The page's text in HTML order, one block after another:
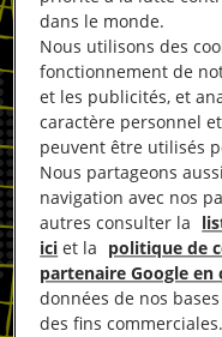
dans le monde.
Nous utilisons des
fonctionnement de
et les publicités, et
caractère personnel
peuvent être utilisés
Nous partageons
navigation avec nos
autres consulter la
ici et la politique de
partenaire Google en
données de nos
des fins commerciales.